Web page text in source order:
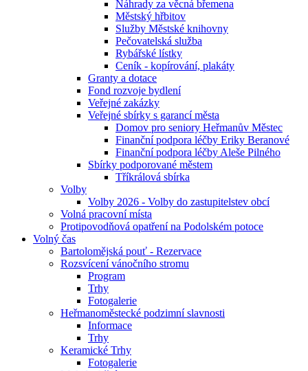
Náhrady za věcná břemena
Městský hřbitov
Služby Městské knihovny
Pečovatelská služba
Rybářské lístky
Ceník - kopírování, plakáty
Granty a dotace
Fond rozvoje bydlení
Veřejné zakázky
Veřejné sbírky s garancí města
Domov pro seniory Heřmanův Městec
Finanční podpora léčby Eriky Beranové
Finanční podpora léčby Aleše Pilného
Sbírky podporované městem
Tříkrálová sbírka
Volby
Volby 2026 - Volby do zastupitelstev obcí
Volná pracovní místa
Protipovodňová opatření na Podolském potoce
Volný čas
Bartolomějská pouť - Rezervace
Rozsvícení vánočního stromu
Program
Trhy
Fotogalerie
Heřmanoměstecké podzimní slavnosti
Informace
Trhy
Keramické Trhy
Fotogalerie